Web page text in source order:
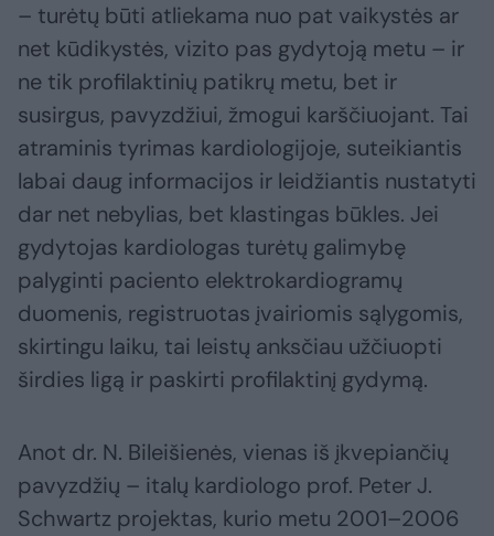
– turėtų būti atliekama nuo pat vaikystės ar
net kūdikystės, vizito pas gydytoją metu – ir
ne tik profilaktinių patikrų metu, bet ir
susirgus, pavyzdžiui, žmogui karščiuojant. Tai
atraminis tyrimas kardiologijoje, suteikiantis
labai daug informacijos ir leidžiantis nustatyti
dar net nebylias, bet klastingas būkles. Jei
gydytojas kardiologas turėtų galimybę
palyginti paciento elektrokardiogramų
duomenis, registruotas įvairiomis sąlygomis,
skirtingu laiku, tai leistų anksčiau užčiuopti
širdies ligą ir paskirti profilaktinį gydymą.
Anot dr. N. Bileišienės, vienas iš įkvepiančių
pavyzdžių – italų kardiologo prof. Peter J.
Schwartz projektas, kurio metu 2001–2006